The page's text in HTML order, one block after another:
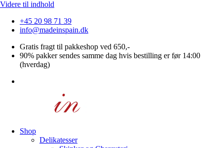
Videre til indhold
+45 20 98 71 39
info@madeinspain.dk
Gratis fragt til pakkeshop ved 650,-
90% pakker sendes samme dag hvis bestilling er før 14:00
(hverdag)
Shop
Delikatesser